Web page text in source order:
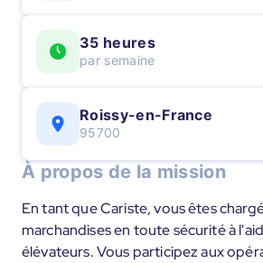
35 heures
par semaine
Roissy-en-France
95700
À propos de la mission
En tant que Cariste, vous êtes
marchandises en toute sécurité à
élévateurs. Vous participez aux